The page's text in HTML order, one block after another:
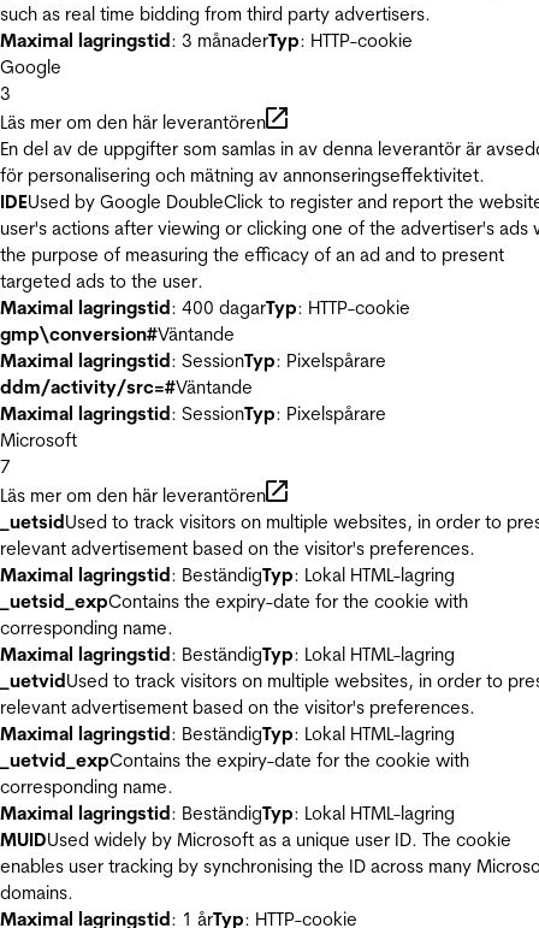
such as real time bidding from third party advertisers.
Maximal lagringstid: 3 månaderTyp: HTTP-cookie
Google
3
Läs mer om den här leverantören
En del av de uppgifter som samlas in av denna leverantör är
för personalisering och mätning av annonseringseffektivitet.
IDEUsed by Google DoubleClick to register and report the
user's actions after viewing or clicking one of the advertiser's ads
the purpose of measuring the efficacy of an ad and to present
targeted ads to the user.
Maximal lagringstid: 400 dagarTyp: HTTP-cookie
gmp\conversion#Väntande
Maximal lagringstid: SessionTyp: Pixelspårare
ddm/activity/src=#Väntande
Maximal lagringstid: SessionTyp: Pixelspårare
Microsoft
7
Läs mer om den här leverantören
_uetsidUsed to track visitors on multiple websites, in order to
relevant advertisement based on the visitor's preferences.
Maximal lagringstid: BeständigTyp: Lokal HTML-lagring
_uetsid_expContains the expiry-date for the cookie with
corresponding name.
Maximal lagringstid: BeständigTyp: Lokal HTML-lagring
_uetvidUsed to track visitors on multiple websites, in order to
relevant advertisement based on the visitor's preferences.
Maximal lagringstid: BeständigTyp: Lokal HTML-lagring
_uetvid_expContains the expiry-date for the cookie with
corresponding name.
Maximal lagringstid: BeständigTyp: Lokal HTML-lagring
MUIDUsed widely by Microsoft as a unique user ID. The cookie
enables user tracking by synchronising the ID across many
domains.
Maximal lagringstid: 1 årTyp: HTTP-cookie